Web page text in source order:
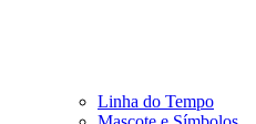
Linha do Tempo